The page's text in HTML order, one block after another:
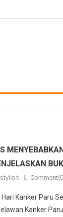
Kanker Paru
Kanker